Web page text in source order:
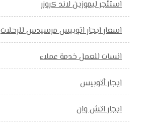
استئجر ليموزين لاند كروزر
اسعار ايجار اتوبيس مرسيدس للرحلات
انسات للعمل خدمة عملاء
ايجار أتوبيس
ايجار اتش وان